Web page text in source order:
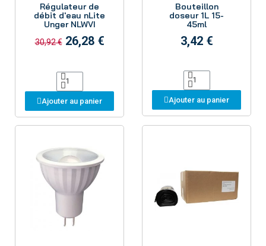
Régulateur de
débit d'eau nLite
Unger NLWVI
30,92 € 26,28 €
Ajouter au panier
Bouteillon
doseur 1L 15-
45ml
3,42 €
Ajouter au panier